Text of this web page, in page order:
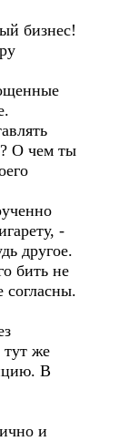
бизнес!
О чем ты
-
другое.
бить не
согласны.
тут же
В
и